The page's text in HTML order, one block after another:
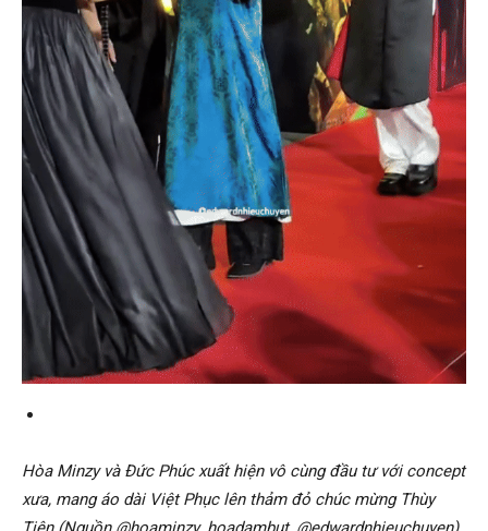
Hòa Minzy và Đức Phúc xuất hiện vô cùng đầu tư với concept
xưa, mang áo dài Việt Phục lên thảm đỏ chúc mừng Thùy